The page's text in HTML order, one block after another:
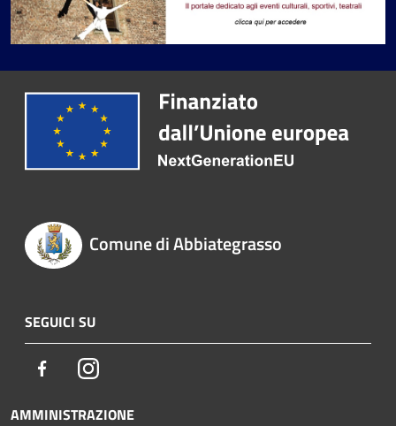
Comune di Abbiategrasso
SEGUICI SU
FacebookInstagram
AMMINISTRAZIONE